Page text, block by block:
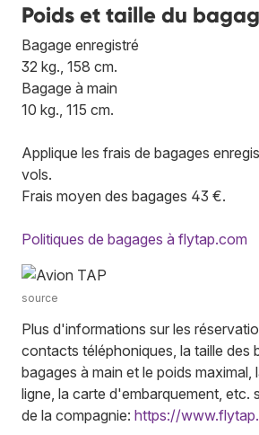
Poids et taille du
Bagage enregistré
32 kg., 158 cm.
Bagage à main
10 kg., 115 cm.
Applique les frais de bagages
vols.
Frais moyen des bagages 43 €.
Politiques de bagages à flytap.com
source
Plus d'informations sur les
contacts téléphoniques, la taille des
bagages à main et le poids maximal,
ligne, la carte d'embarquement, etc.
de la compagnie: https://